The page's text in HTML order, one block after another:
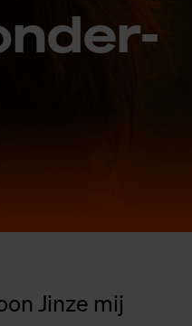
Jinze mij